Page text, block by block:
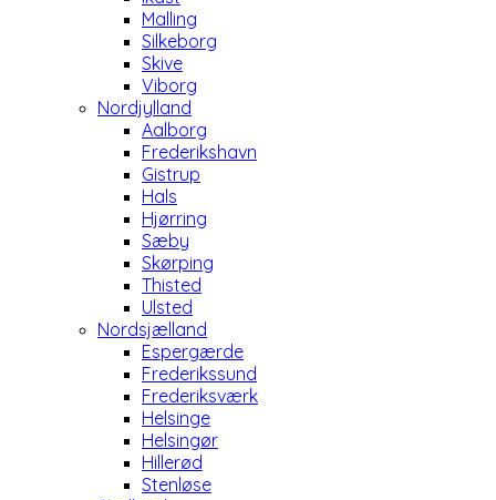
Malling
Silkeborg
Skive
Viborg
Nordjylland
Aalborg
Frederikshavn
Gistrup
Hals
Hjørring
Sæby
Skørping
Thisted
Ulsted
Nordsjælland
Espergærde
Frederikssund
Frederiksværk
Helsinge
Helsingør
Hillerød
Stenløse